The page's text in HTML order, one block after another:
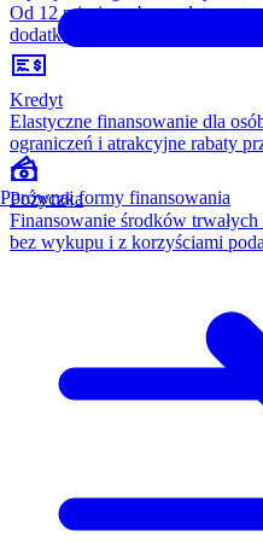
Od 12 miesięcy, bez opłaty
dodatkowych kosztów. Wszystko
Kredyt
Elastyczne finansowanie dla
ograniczeń i atrakcyjne rabaty
Pożyczka
Finansowanie środków
bez wykupu i z korzyściami
Porównaj formy finansowania